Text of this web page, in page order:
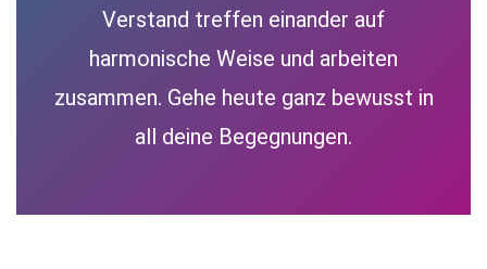
Verstand treffen einander auf
harmonische Weise und arbeiten
zusammen. Gehe heute ganz bewusst in
all deine Begegnungen.